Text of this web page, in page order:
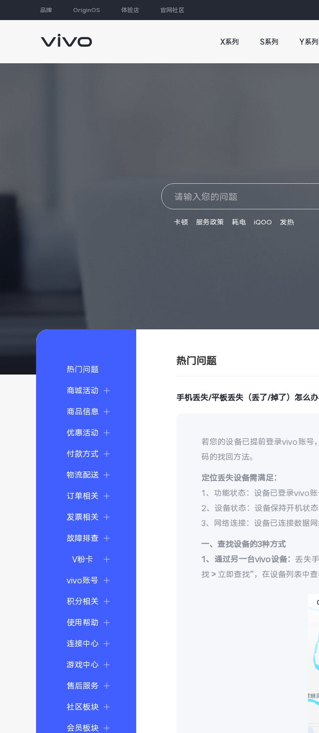
品牌 OriginOS 体验店 官网社区
X系列 S系列 Y系列
卡顿 服务政策 耗电 iQOO 发热
热门问题
商城活动
商品信息
优惠活动
付款方式
物流配送
订单相关
发票相关
故障排查
V粉卡
vivo账号
积分相关
使用帮助
连接中心
游戏中心
售后服务
社区板块
会员板块
热门问题
手机丢失/平板丢失（丢了/掉了）怎么办
若您的设备已提前登录vivo账号
码的找回方法。
定位丢失设备需满足：
1、功能状态：设备已登录vivo账
2、设备状态：设备保持开机状
3、网络连接：设备已连接数据
一、查找设备的3种方式
1、通过另一台vivo设备： 丢失
找 > 立即查找”，在设备列表中查